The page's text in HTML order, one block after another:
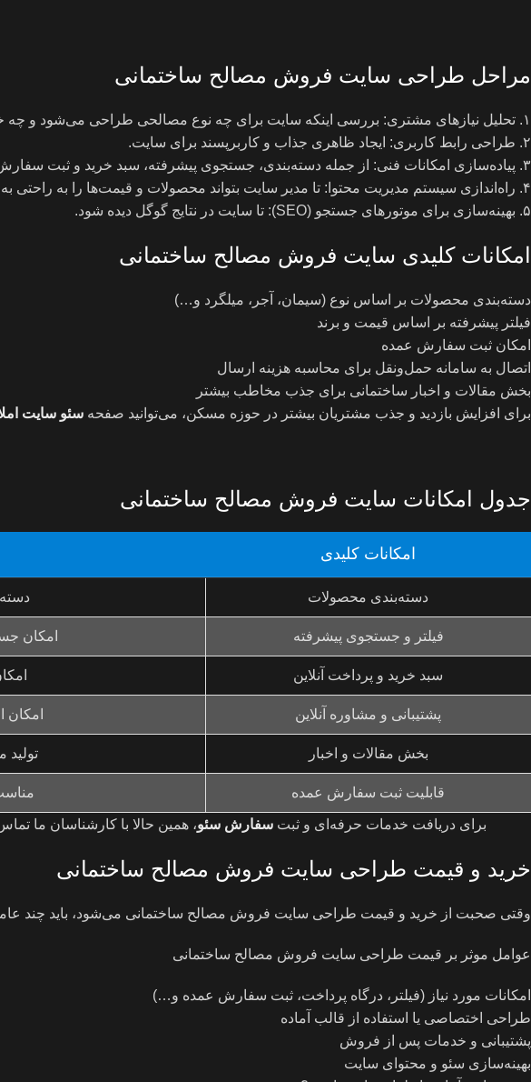
مراحل طراحی سایت فروش مصالح ساختمانی
۱. تحلیل نیازهای مشتری: بررسی اینکه سایت برای چه نوع مصالحی طراحی می‌شود و چه خدماتی باید ارائه دهد.
۲. طراحی رابط کاربری: ایجاد ظاهری جذاب و کاربرپسند برای سایت.
۳. پیاده‌سازی امکانات فنی: از جمله دسته‌بندی، جستجوی پیشرفته، سبد خرید و ثبت سفارش.
۴. راه‌اندازی سیستم مدیریت محتوا: تا مدیر سایت بتواند محصولات و قیمت‌ها را به راحتی به‌روزرسانی کند.
۵. بهینه‌سازی برای موتورهای جستجو (SEO): تا سایت در نتایج گوگل دیده شود.
امکانات کلیدی سایت فروش مصالح ساختمانی
دسته‌بندی محصولات بر اساس نوع (سیمان، آجر، میلگرد و…)
فیلتر پیشرفته بر اساس قیمت و برند
امکان ثبت سفارش عمده
اتصال به سامانه حمل‌ونقل برای محاسبه هزینه ارسال
بخش مقالات و اخبار ساختمانی برای جذب مخاطب بیشتر
برای افزایش بازدید و جذب مشتریان بیشتر در حوزه مسکن، می‌توانید صفحه سئو سایت
جدول امکانات سایت فروش مصالح ساختمانی
امکانات کلیدی
دسته‌بندی محصولات
فیلتر و جستجوی پیشرفته امکان
سبد خرید و پرداخت آنلاین
پشتیبانی و مشاوره آنلاین امکان
بخش مقالات و اخبار
قابلیت ثبت سفارش عمده
برای دریافت خدمات حرفه‌ای و ثبت سفارش سئو، همین حالا با کارشناسان ما
خرید و قیمت طراحی سایت فروش مصالح ساختمانی
وقتی صحبت از خرید و قیمت طراحی سایت فروش مصالح ساختمانی می‌شود، باید چند
عوامل موثر بر قیمت طراحی سایت فروش مصالح ساختمانی
امکانات مورد نیاز (فیلتر، درگاه پرداخت، ثبت سفارش عمده و…)
طراحی اختصاصی یا استفاده از قالب آماده
پشتیبانی و خدمات پس از فروش
بهینه‌سازی سئو و محتوای سایت